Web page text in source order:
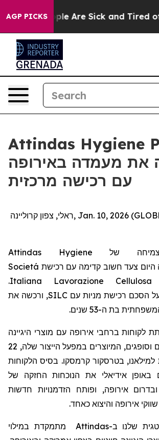
AGP PICKS
“People Are Sick and Tired of
Attindas Hygiene
את מעמדה באירופה
עם רכישה מרכזית
ראלי, צפון קרוליינה, Jan. 10, 2026 (GLOBE NEWSWIRE) -
הצמיחה של Attindas Hygiene
היום צעד חשוב קדימה עם רכישת Societá
Italiana Lavorazione Cellulosa
.
הסכם רכישת מניות עם SILC, ורכשה את
בת ה-53
שנים.
לקוחות ברחבי אירופה עם מוצרי היגיינה
וסופגים, המיוצרים במפעל הייצור שלה, 22
בטרסקור קרמסקו. בסיס הלקוחות
אידיאלי את הנוכחות החזקה של
אירופה, ופותח הזדמנויות חדשות
אירופה והיצוא כאחד.
שלנו ב-Attindas
מתמקדת במילוי